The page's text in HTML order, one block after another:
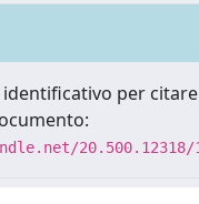
per
20.500.12318/